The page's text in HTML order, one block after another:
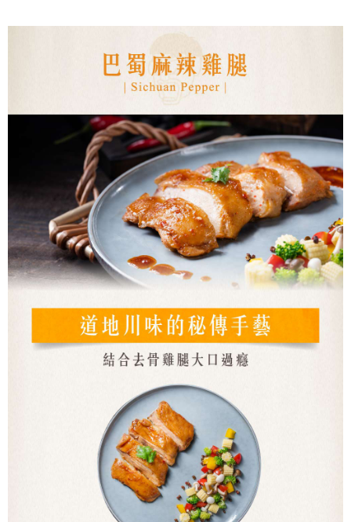
1.本服務係由「台灣大哥大股份有限公司」（以下簡稱本公司）所提供，讓
用戶於交易時，得透過本服務購買商品或服務，並由商店將買賣／分期付款
買賣價金債權讓與本公司後，依約使用本公司帳單繳交帳款。
2.基於同意付款使用「大哥付你分期」之契約關係目的，商店將以您的個人
資料（包含姓名、電話或地址）提供予台灣大哥大進項蒐集、處理及利用，
由本公司與您本人進行分期帳單所需資料之確認、核對及更正。
※ 請注意：結帳手續完成當下不需立刻繳費，但若您需要取消訂單，請聯絡
購買商品的店家。未經商家同意取消之訂單仍視為有效，需透過AFTEE先享
※ 交易是否成功請以「AFTEE先享後付 」之結帳頁面顯示為準，若有關於
是否繳費成功／繳費後需取消欲退款等相關疑問，請聯繫「AFTEE先享後付
https://netprotections.freshdesk.com/support/home
１．透過由恩沛科技股份有限公司提供之「AFTEE先享後付」服務完成之交
易，需依本服務之必要範圍內提供個人資料，並將交易相關給付款項請求債
權轉讓予恩沛科技股份有限公司。
２．關於個人資料處理事宜，請瀏覽以下網址：
https://aftee.tw/terms/#terms3
３．未成年的使用者請事先徵得法定代理人或監護人之同意方可使用
「AFTEE先享後付」，若未經同意申辦者引起之損失，本公司不負相關責
任。
４．使用「AFTEE先享後付」時，將依據個別帳號之用戶狀況，依本公司即
時審查核予不同之上限額度；若仍有額度不足之情形，本公司將視審查結果
請求用戶進行身份認證。
恩沛科技股份有限公司將有權停止該用戶之使用額度並採取法律行動。
每筆NT$150，滿NT$1,299(含以上)免運費
【離島地區冷凍宅配 (澎湖、金門、馬祖、小琉球、綠島)】
每筆NT$250，滿NT$2,000(含以上)免運費
冷凍宅配(貨到付款，僅限本島地區)
每筆NT$150，滿NT$2,000(含以上)免運費